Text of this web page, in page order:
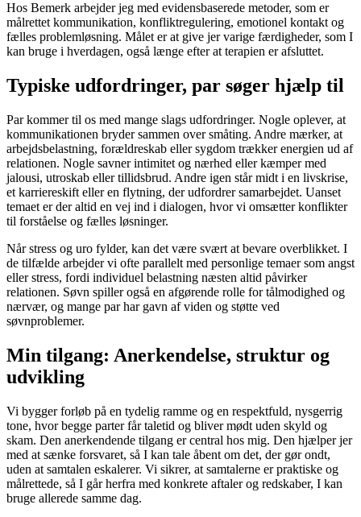
Hos Bemerk arbejder jeg med evidensbaserede metoder, som er
målrettet kommunikation, konfliktregulering, emotionel kontakt og
fælles problemløsning. Målet er at give jer varige færdigheder, som I
kan bruge i hverdagen, også længe efter at terapien er afsluttet.
Typiske udfordringer, par søger hjælp til
Par kommer til os med mange slags udfordringer. Nogle oplever, at
kommunikationen bryder sammen over småting. Andre mærker, at
arbejdsbelastning, forældreskab eller sygdom trækker energien ud af
relationen. Nogle savner intimitet og nærhed eller kæmper med
jalousi, utroskab eller tillidsbrud. Andre igen står midt i en livskrise,
et karriereskift eller en flytning, der udfordrer samarbejdet. Uanset
temaet er der altid en vej ind i dialogen, hvor vi omsætter konflikter
til forståelse og fælles løsninger.
Når stress og uro fylder, kan det være svært at bevare overblikket. I
de tilfælde arbejder vi ofte parallelt med personlige temaer som angst
eller stress, fordi individuel belastning næsten altid påvirker
relationen. Søvn spiller også en afgørende rolle for tålmodighed og
nærvær, og mange par har gavn af viden og støtte ved
søvnproblemer.
Min tilgang: Anerkendelse, struktur og
udvikling
Vi bygger forløb på en tydelig ramme og en respektfuld, nysgerrig
tone, hvor begge parter får taletid og bliver mødt uden skyld og
skam. Den anerkendende tilgang er central hos mig. Den hjælper jer
med at sænke forsvaret, så I kan tale åbent om det, der gør ondt,
uden at samtalen eskalerer. Vi sikrer, at samtalerne er praktiske og
målrettede, så I går herfra med konkrete aftaler og redskaber, I kan
bruge allerede samme dag.